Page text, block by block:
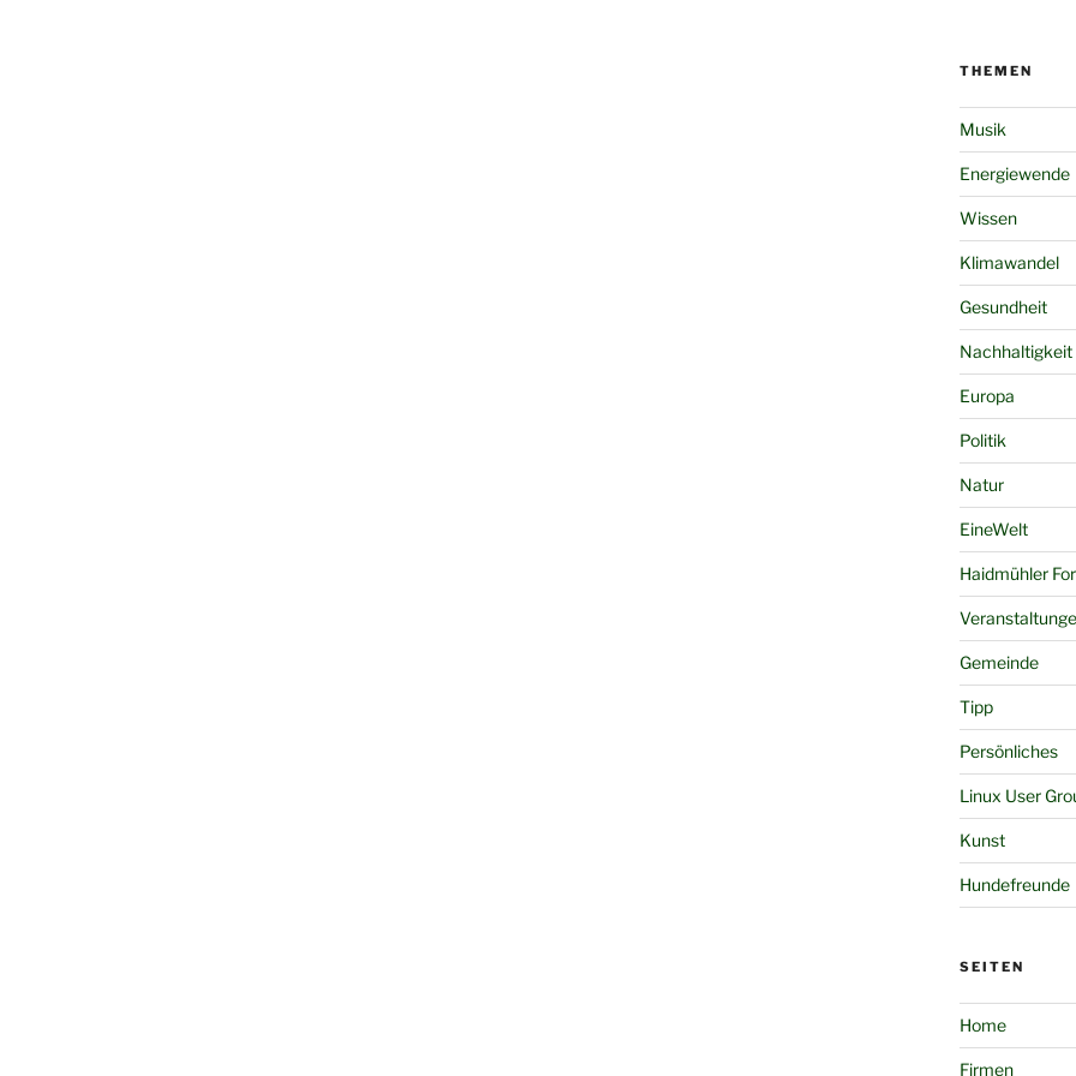
THEMEN
Musik
Energiewende
Wissen
Klimawandel
Gesundheit
Nachhaltigkeit
Europa
Politik
Natur
EineWelt
Haidmühler
Gemeinde
Tipp
Persönliches
Linux User
Kunst
Hundefreunde
SEITEN
Home
Firmen